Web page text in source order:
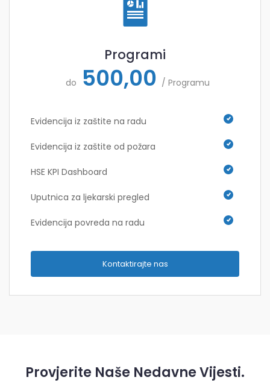
Programi
do 500,00 / Programu
Evidencija iz zaštite na radu
Evidencija iz zaštite od požara
HSE KPI Dashboard
Uputnica za ljekarski pregled
Evidencija povreda na radu
Kontaktirajte nas
Provjerite Naše Nedavne Vijesti.